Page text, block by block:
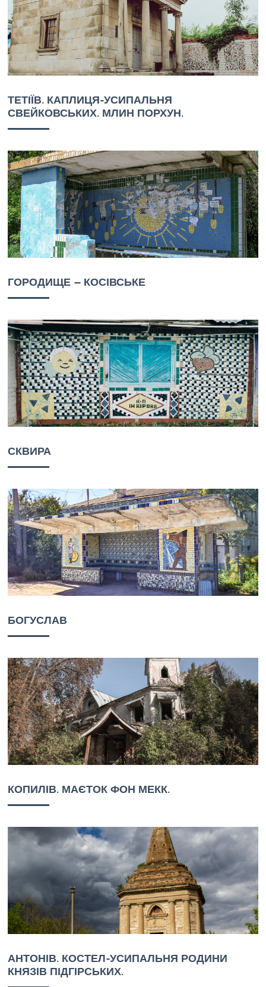
ТЕТІЇВ. КАПЛИЦЯ-УСИПАЛЬНЯ
СВЕЙКОВСЬКИХ. МЛИН ПОРХУН.
ГОРОДИЩЕ – КОСІВСЬКЕ
СКВИРА
БОГУСЛАВ
КОПИЛІВ. МАЄТОК ФОН МЕКК.
АНТОНІВ. КОСТЕЛ-УСИПАЛЬНЯ РОДИНИ
КНЯЗІВ ПІДГІРСЬКИХ.